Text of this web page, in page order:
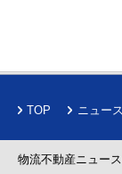
TOP ニュース
物流不動産ニュー